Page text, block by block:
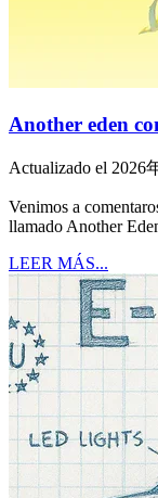
Another eden
Actualizado el 2026
Venimos a
llamado Another
LEER MÁS...